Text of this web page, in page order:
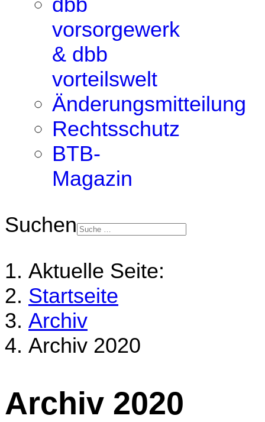
vorsorgewerk
& dbb
vorteilswelt
Änderungsmitteilung
Rechtsschutz
BTB-
Magazin
Suchen
Aktuelle Seite:
Startseite
Archiv
Archiv 2020
Archiv 2020